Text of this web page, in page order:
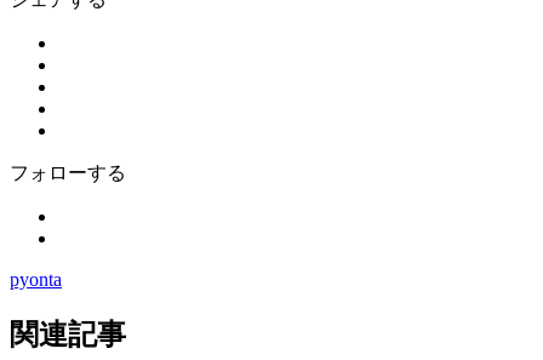
フォローする
pyonta
関連記事